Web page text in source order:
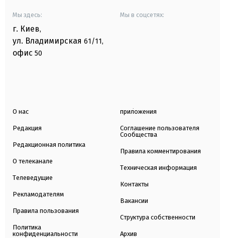
Мы здесь:
г. Киев,
ул. Владимирская 61/11,
офис 50
Мы в соцсетях:
О нас
Редакция
Редакционная политика
О телеканале
Телеведущие
Рекламодателям
Правила пользования
Политика
конфиденциальности
приложения
Соглашение пользователя
Сообщества
Правила комментирования
Техническая информация
Контакты
Вакансии
Структура собственности
Архив